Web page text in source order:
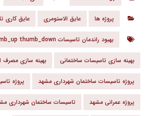
پروژه ها عایق الاستومری عایق کاری
بهبود راندمان تاسیسات autorenew thumb_up thumb_down
بهینه سازی تاسیسات ساختمانی بهینه سازی مصرف
پروژه تاسیسات ساختمان شهرداری مشهد پروژه
پروژه عمرانی مشهد تاسیسات ساختمان شهرداری